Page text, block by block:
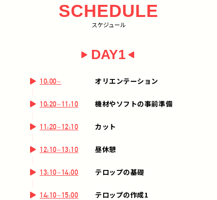
SCHEDULE
スケジュール
DAY1
10:00~ オリエンテーション
10:20~11:10 機材やソフトの事前準備
11:20~12:10 カット
12:10~13:10 昼休憩
13:10~14:00 テロップの基礎
14:10~15:00 テロップの作成1